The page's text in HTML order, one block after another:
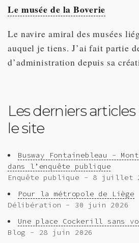
Le musée de la Boverie
Le navire amiral des musées
auquel je tiens. J’ai fait partie
d’administration depuis sa
Les derniers
le site
Busway Fontainebleau -
dans l’enquête publique
Enquête publique - 8 juillet
Pour la métropole de Liège
Délibération - 30 juin 2026
Une place Cockerill sans
Blog - 28 juin 2026